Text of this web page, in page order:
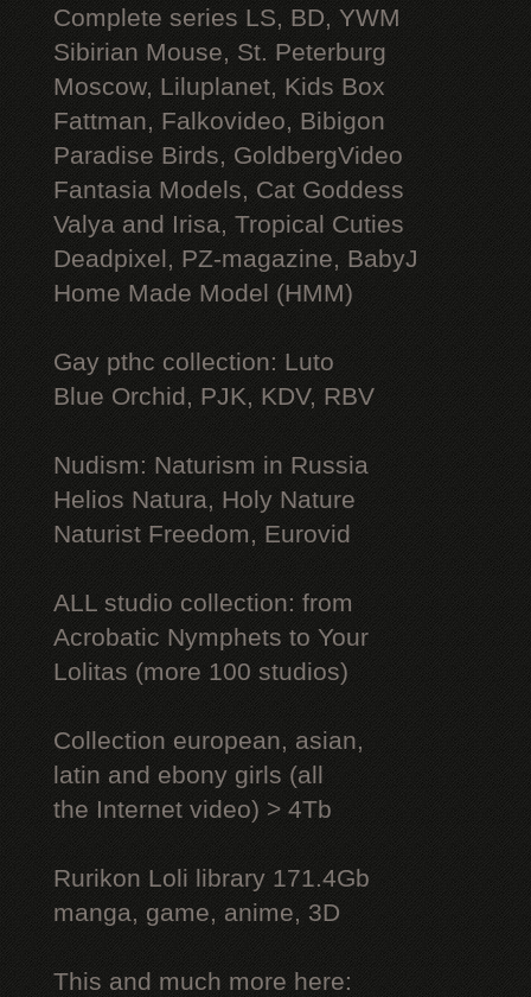
Complete series LS, BD, YWM
Sibirian Mouse, St. Peterburg
Moscow, Liluplanet, Kids Box
Fattman, Falkovideo, Bibigon
Paradise Birds, GoldbergVideo
Fantasia Models, Cat Goddess
Valya and Irisa, Tropical Cuties
Deadpixel, PZ-magazine, BabyJ
Home Made Model (HMM)
Gay рthс collection: Luto
Blue Orchid, PJK, KDV, RBV
Nudism: Naturism in Russia
Helios Natura, Holy Nature
Naturist Freedom, Eurovid
ALL studio collection: from
Acrobatic Nymрhеts to Your
Lоlitаs (more 100 studios)
Collection european, asian,
latin and ebony girls (all
the Internet video) > 4Tb
Rurikon Lоli library 171.4Gb
manga, game, anime, 3D
This and much more here: